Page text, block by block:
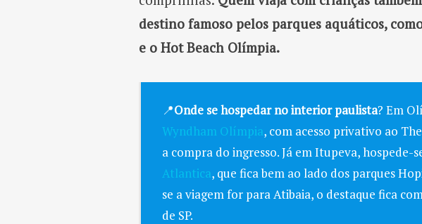
destino famoso pelos parques aquáticos,
e o Hot Beach Olímpia.
📍Onde se hospedar no interior paulista? Em
Wyndham Olímpia, com acesso privativo ao
a compra do ingresso. Já em Itupeva, hospede-
Atlantica, que fica bem ao lado dos parques
se a viagem for para Atibaia, o destaque fica
de SP.